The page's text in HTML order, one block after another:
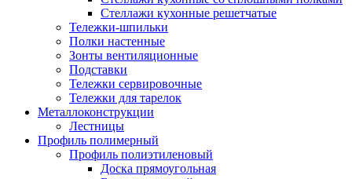
Стеллажи кухонные решетчатые
Тележки-шпильки
Полки настенные
Зонты вентиляционные
Подставки
Тележки сервировочные
Тележки для тарелок
Металлоконструкции
Лестницы
Профиль полимерный
Профиль полиэтиленовый
Доска прямоугольная